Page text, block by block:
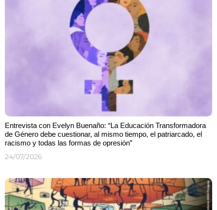
Entrevista con Evelyn Buenaño: “La Educación Transformadora
de Género debe cuestionar, al mismo tiempo, el patriarcado, el
racismo y todas las formas de opresión”
24/07/2026